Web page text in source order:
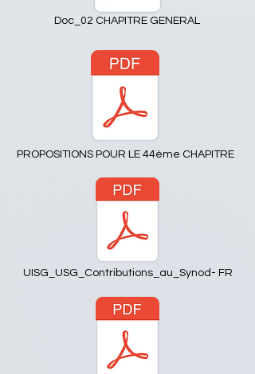
Doc_02 CHAPITRE GENERAL
PROPOSITIONS POUR LE 44ème CHAPITRE
UISG_USG_Contributions_au_Synod- FR